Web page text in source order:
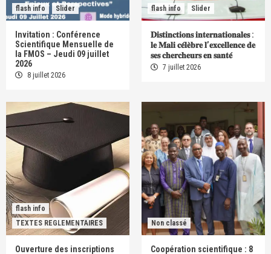
flash info Slider
Invitation : Conférence
Scientifique Mensuelle de
la FMOS – Jeudi 09 juillet
2026
8 juillet 2026
flash info Slider
𝐃𝐢𝐬𝐭𝐢𝐧𝐜𝐭𝐢𝐨𝐧𝐬 𝐢𝐧𝐭𝐞𝐫𝐧𝐚𝐭𝐢𝐨𝐧𝐚𝐥𝐞𝐬 :
𝐥𝐞 𝐌𝐚𝐥𝐢 𝐜𝐞́𝐥𝐞̀𝐛𝐫𝐞 𝐥’𝐞𝐱𝐜𝐞𝐥𝐥𝐞𝐧𝐜𝐞 𝐝𝐞
𝐬𝐞𝐬 𝐜𝐡𝐞𝐫𝐜𝐡𝐞𝐮𝐫𝐬 𝐞𝐧 𝐬𝐚𝐧𝐭𝐞́
7 juillet 2026
flash info
TEXTES REGLEMENTAIRES
Ouverture des inscriptions
Non classé
Coopération scientifique : 8